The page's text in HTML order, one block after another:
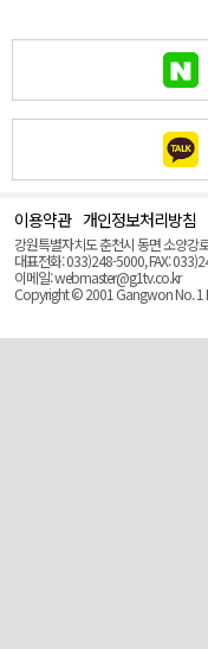
이용약관 개인정보처리방침
강원특별자치도 춘천시 동면 소양강
대표전화: 033)248-5000, FAX:
이메일: webmaster@g1tv.co.kr
Copyright © 2001 Gangwon No. 1